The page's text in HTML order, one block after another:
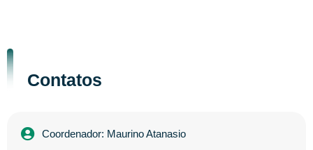
Contatos
Coordenador: Maurino Atanasio